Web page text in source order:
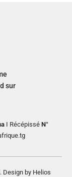
sur
I RécépisséN°
Design by Helios